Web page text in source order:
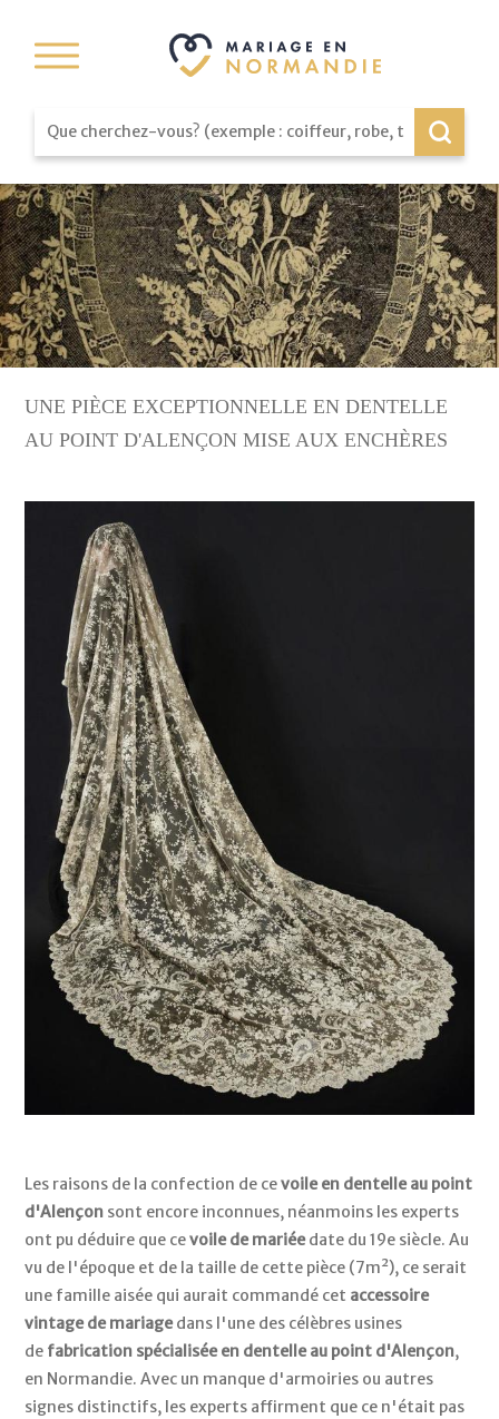
UNE PIÈCE EXCEPTIONNELLE EN DENTELLE
AU POINT D'ALENÇON MISE AUX ENCHÈRES
Les raisons de la confection de cevoile en dentelle au point
d'Alençon sont encore inconnues, néanmoins les experts
ont pu déduire que cevoile de mariéedate du 19e siècle. Au
vu de l'époque et de la taille de cette pièce (7m²), ce serait
une famille aisée qui aurait commandé cet accessoire
vintage de mariagedans l'une des célèbres usines
de fabrication spécialisée en dentelle au point d'Alençon,
en Normandie. Avec un manque d'armoiries ou autres
signes distinctifs, les experts affirment que ce n'était pas